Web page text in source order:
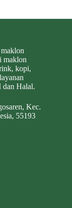
maklon
kopi,
dan Halal.
Kec.
55193